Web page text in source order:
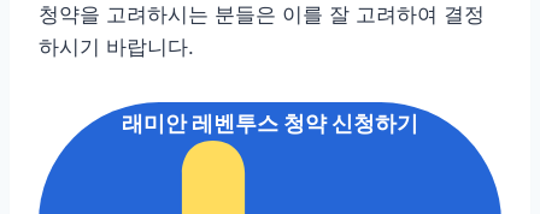
청약을 고려하시는 분들은 이를 잘 고려하여 결정
하시기 바랍니다.
래미안 레벤투스 청약 신청하기